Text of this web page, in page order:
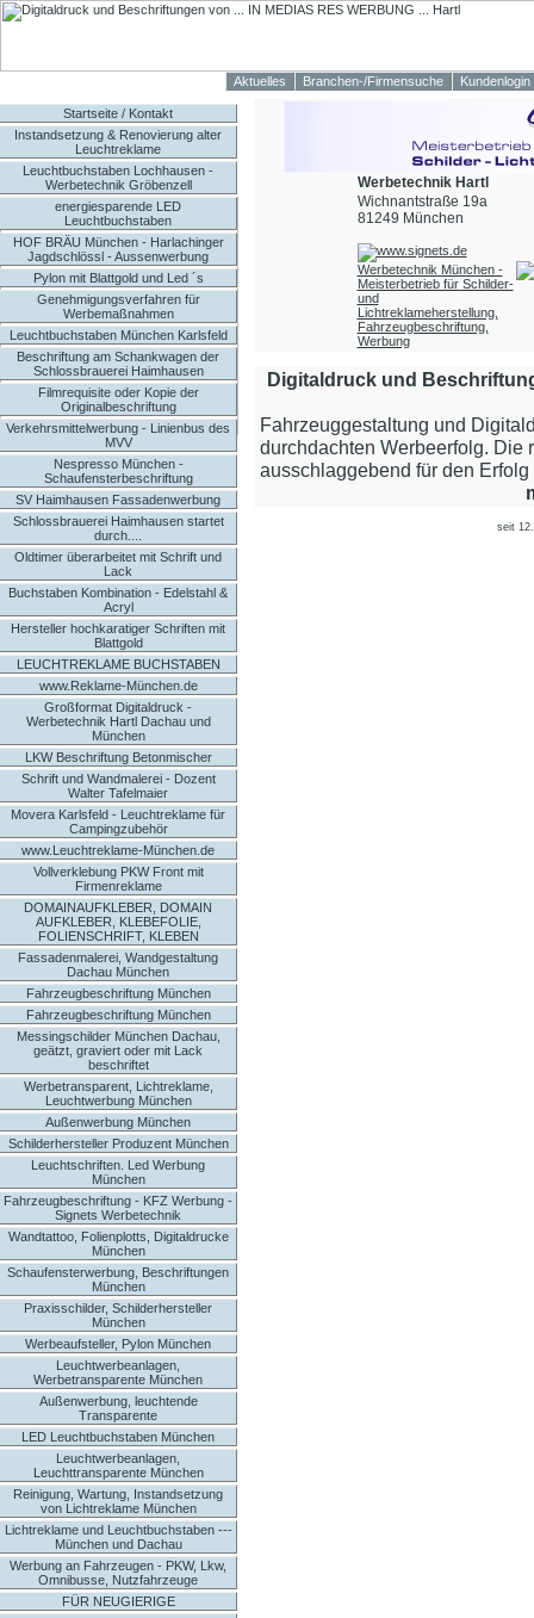
Aktuelles Branchen-/Firmensuche Kundenlogin
Startseite / Kontakt
Instandsetzung & Renovierung alter
Leuchtreklame
Leuchtbuchstaben Lochhausen -
Werbetechnik Gröbenzell
energiesparende LED
Leuchtbuchstaben
HOF BRÄU München - Harlachinger
Jagdschlössl - Aussenwerbung
Pylon mit Blattgold und Led ´s
Genehmigungsverfahren für
Werbemaßnahmen
Leuchtbuchstaben München Karlsfeld
Beschriftung am Schankwagen der
Schlossbrauerei Haimhausen
Filmrequisite oder Kopie der
Originalbeschriftung
Verkehrsmittelwerbung - Linienbus des
MVV
Nespresso München -
Schaufensterbeschriftung
SV Haimhausen Fassadenwerbung
Schlossbrauerei Haimhausen startet
durch....
Oldtimer überarbeitet mit Schrift und
Lack
Buchstaben Kombination - Edelstahl &
Acryl
Hersteller hochkaratiger Schriften mit
Blattgold
LEUCHTREKLAME BUCHSTABEN
www.Reklame-München.de
Großformat Digitaldruck -
Werbetechnik Hartl Dachau und
München
LKW Beschriftung Betonmischer
Schrift und Wandmalerei - Dozent
Walter Tafelmaier
Movera Karlsfeld - Leuchtreklame für
Campingzubehör
www.Leuchtreklame-München.de
Vollverklebung PKW Front mit
Firmenreklame
DOMAINAUFKLEBER, DOMAIN
AUFKLEBER, KLEBEFOLIE,
FOLIENSCHRIFT, KLEBEN
Fassadenmalerei, Wandgestaltung
Dachau München
Fahrzeugbeschriftung München
Fahrzeugbeschriftung München
Messingschilder München Dachau,
geätzt, graviert oder mit Lack
beschriftet
Werbetransparent, Lichtreklame,
Leuchtwerbung München
Außenwerbung München
Schilderhersteller Produzent München
Leuchtschriften. Led Werbung
München
Fahrzeugbeschriftung - KFZ Werbung -
Signets Werbetechnik
Wandtattoo, Folienplotts, Digitaldrucke
München
Schaufensterwerbung, Beschriftungen
München
Praxisschilder, Schilderhersteller
München
Werbeaufsteller, Pylon München
Leuchtwerbeanlagen,
Werbetransparente München
Außenwerbung, leuchtende
Transparente
LED Leuchtbuchstaben München
Leuchtwerbeanlagen,
Leuchttransparente München
Reinigung, Wartung, Instandsetzung
von Lichtreklame München
Lichtreklame und Leuchtbuchstaben ---
München und Dachau
Werbung an Fahrzeugen - PKW, Lkw,
Omnibusse, Nutzfahrzeuge
FÜR NEUGIERIGE
Werbetechnik Hartl
Wichnantstraße 19a
81249 München
Werbetechnik München -
Meisterbetrieb für Schilder-
und
Lichtreklameherstellung,
Fahrzeugbeschriftung,
Werbung
Digitaldruck und
Fahrzeuggestaltung und
durchdachten Werbeerfolg. Die
ausschlaggebend für den
seit